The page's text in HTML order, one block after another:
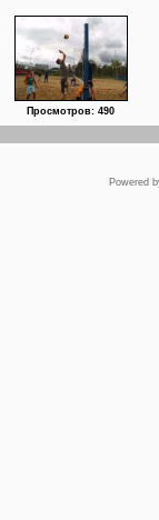
Просмотров: 490
Powered